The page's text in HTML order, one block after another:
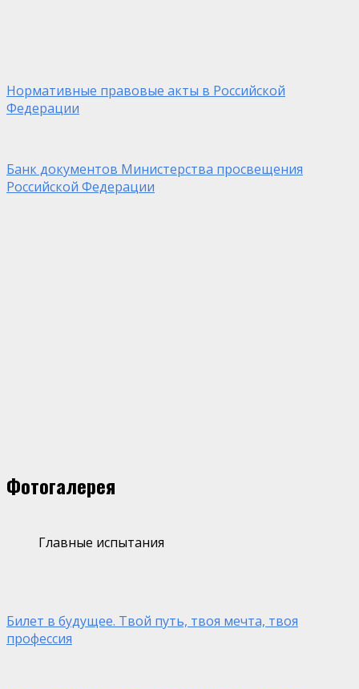
Нормативные правовые акты в Российской
Федерации
Банк документов Министерства просвещения
Российской Федерации
Фотогалерея
Главные испытания
Билет в будущее. Твой путь, твоя мечта, твоя
профессия